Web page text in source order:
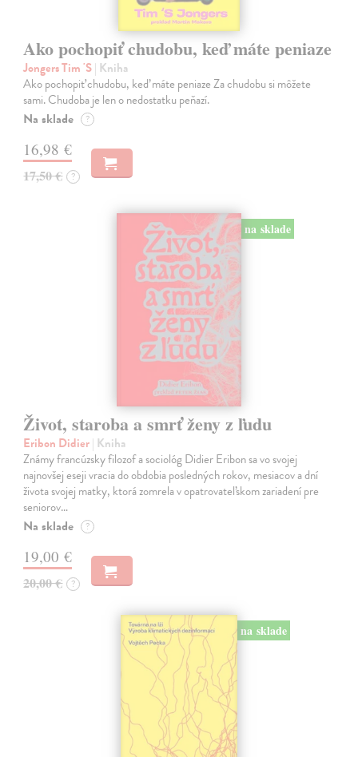
Ako pochopiť chudobu, keď máte peniaze
Jongers Tim 'S| Kniha
Ako pochopiť chudobu, keď máte peniaze Za chudobu si môžete
sami. Chudoba je len o nedostatku peňazí.
Na sklade ?
16,98 €
17,50 € ?
na sklade
Život, staroba a smrť ženy z ľudu
Eribon Didier| Kniha
Známy francúzsky filozof a sociológ Didier Eribon sa vo svojej
najnovšej eseji vracia do obdobia posledných rokov, mesiacov a dní
života svojej matky, ktorá zomrela v opatrovateľskom zariadení pre
seniorov…
Na sklade ?
19,00 €
20,00 € ?
na sklade